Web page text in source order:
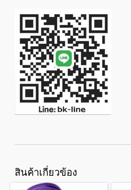
สินค้าเกี่ยวข้อง